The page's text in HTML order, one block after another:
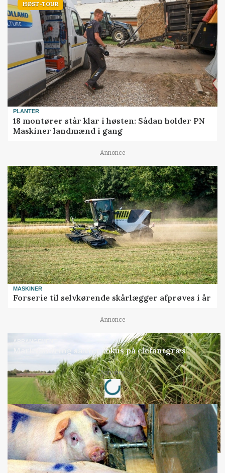
HØST-TOUR
PLANTER
18 montører står klar i høsten: Sådan holder PN
Maskiner landmænd i gang
Annonce
MASKINER
Forserie til selvkørende skårlægger afprøves i år
Annonce
ARRANGEMENT
Markvandring sætter fokus på elefantgræs
Annonce
Loading...